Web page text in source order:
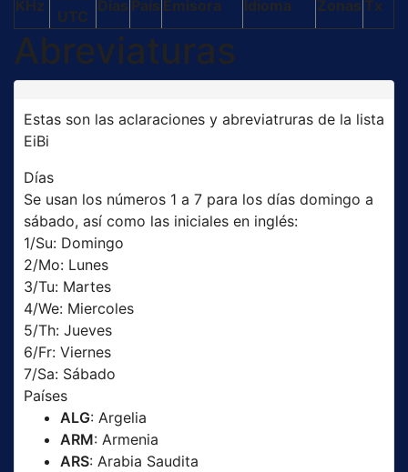
KHz
UTC
Días País Emisora Idioma Zonas Tx
Abreviaturas
Estas son las aclaraciones y abreviatruras de la lista
EiBi
Días
Se usan los números 1 a 7 para los días domingo a
sábado, así como las iniciales en inglés:
1/Su: Domingo
2/Mo: Lunes
3/Tu: Martes
4/We: Miercoles
5/Th: Jueves
6/Fr: Viernes
7/Sa: Sábado
Países
ALG: Argelia
ARM: Armenia
ARS: Arabia Saudita